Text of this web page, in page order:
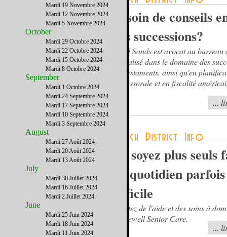
Besoin de conseils
des successions?
Israel Sands est avocat au
spécialisé dans le domaine des
des testaments, ainsi qu'en
successorale et en fiscalité
...
Ne soyez plus seuls
un quotidien parfois
difficile
Profitez de l'aide et des soins à
Homewell Senior Care.
...
Mardi 19 Novembre 2024
Mardi 12 Novembre 2024
Mardi 5 Novembre 2024
October
Mardi 29 Octobre 2024
Mardi 22 Octobre 2024
Mardi 15 Octobre 2024
Mardi 8 Octobre 2024
September
Mardi 1 Octobre 2024
Mardi 24 Septembre 2024
Mardi 17 Septembre 2024
Mardi 10 Septembre 2024
Mardi 3 Septembre 2024
August
Mardi 27 Août 2024
Mardi 20 Août 2024
Mardi 13 Août 2024
July
Mardi 30 Juillet 2024
Mardi 16 Juillet 2024
Mardi 2 Juillet 2024
June
Mardi 25 Juin 2024
Mardi 18 Juin 2024
Mardi 11 Juin 2024